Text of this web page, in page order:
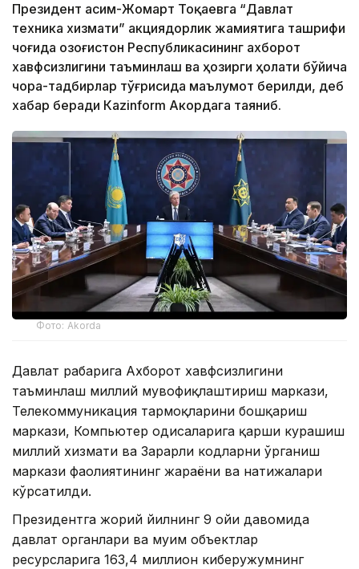
Президент Қасим-Жомарт Тоқаевга “Давлат
техника хизмати” акциядорлик жамиятига ташрифи
чоғида Қозоғистон Республикасининг ахборот
хавфсизлигини таъминлаш ва ҳозирги ҳолати бўйича
чора-тадбирлар тўғрисида маълумот берилди, деб
хабар беради Каzinform Акордага таяниб.
Фото: Akorda
Давлат раҳбарига Ахборот хавфсизлигини
таъминлаш миллий мувофиқлаштириш маркази,
Телекоммуникация тармоқларини бошқариш
маркази, Компьютер ҳодисаларига қарши курашиш
миллий хизмати ва Зарарли кодларни ўрганиш
маркази фаолиятининг жараёни ва натижалари
кўрсатилди.
Президентга жорий йилнинг 9 ойи давомида
давлат органлари ва муҳим объектлар
ресурсларига 163,4 миллион киберҳужумнинг